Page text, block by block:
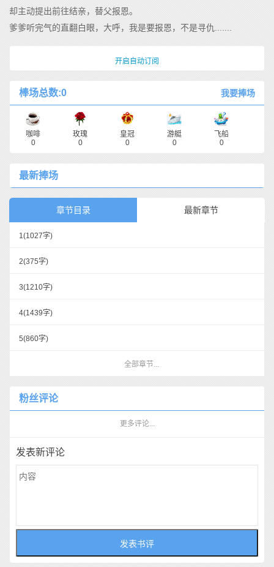
却主动提出前往结亲，替父报恩。
爹爹听完气的直翻白眼，大呼，我是要报恩，不是寻仇.......
开启自动订阅
我要捧场
棒场总数:0
咖啡
0
玫瑰
0
皇冠
0
游艇
0
飞船
0
最新捧场
章节目录 最新章节
1(1027字)
2(375字)
3(1210字)
4(1439字)
5(860字)
全部章节...
粉丝评论
更多评论...
发表新评论